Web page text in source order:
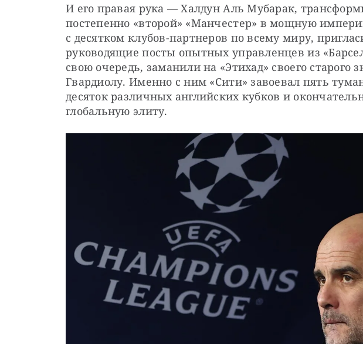
И его правая рука — Халдун Аль Мубарак,
постепенно «второй» «Манчестер» в мощную
с десятком клубов-партнеров по всему миру,
руководящие посты опытных управленцев из
свою очередь, заманили на «Этихад» своего старого
Гвардиолу. Именно с ним «Сити» завоевал пять
десяток различных английских кубков и
глобальную элиту.